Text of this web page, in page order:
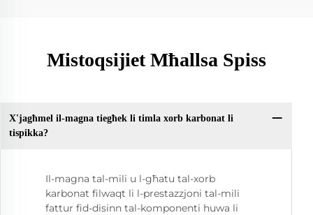
Mistoqsijiet Mħallsa Spiss
X'jagħmel il-magna tiegħek li timla xorb karbonat li
tispikka?
Il-magna tal-mili u l-għatu tal-xorb
karbonat filwaqt li l-prestazzjoni tal-mili
fattur fid-disinn tal-komponenti huwa li